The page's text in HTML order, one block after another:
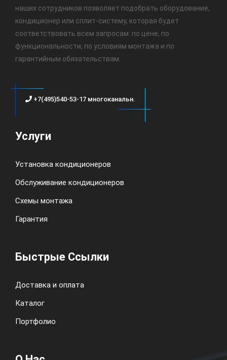
наших сотрудников позволяет подобрать оборудование,
кондиционер или сплит-систему, которая будет
соответствовать всем запросам: по цене, по
функциональности, по условиям монтажа и по
гарантийным обязательствам.
+7(495)540-53-17 многоканальн.
Услуги
Установка кондиционеров
Обслуживание кондиционеров
Схемы монтажа
Гарантия
Быстрые Ссылки
Доставка и оплата
Каталог
Портфолио